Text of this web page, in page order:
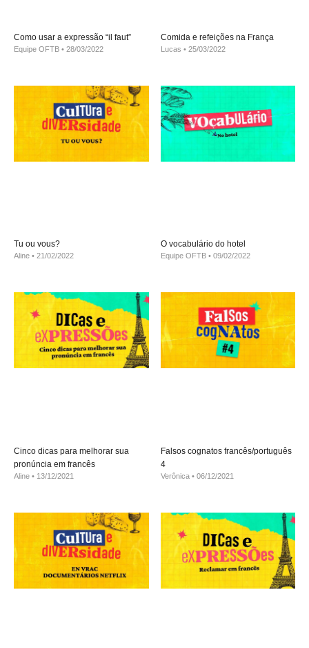
Como usar a expressão “il faut”
Equipe OFTB 28/03/2022
Comida e refeições na França
Lucas 25/03/2022
Tu ou vous?
Aline 21/02/2022
O vocabulário do hotel
Equipe OFTB 09/02/2022
Cinco dicas para melhorar sua
pronúncia em francês
Aline 13/12/2021
Falsos cognatos francês/português
4
Verônica 06/12/2021